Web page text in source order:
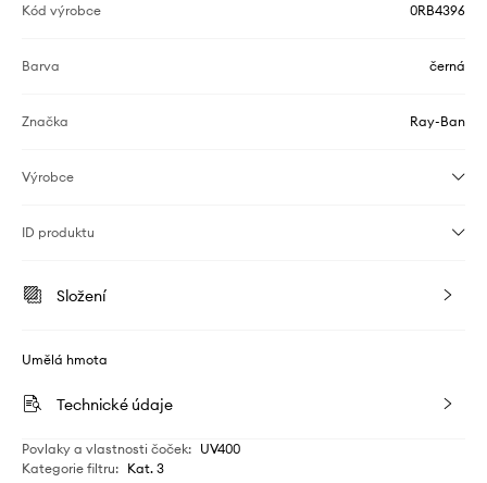
Kód výrobce 0RB4396
Barva černá
Značka Ray-Ban
Výrobce
ID produktu
Složení
Umělá hmota
Technické údaje
Povlaky a vlastnosti čoček: UV400
Kategorie filtru: Kat. 3